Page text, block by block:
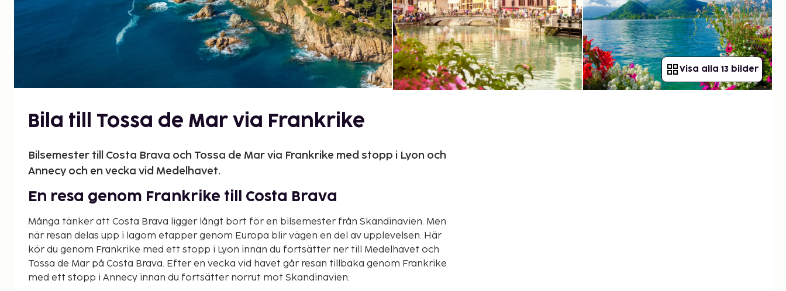
Visa alla 13 bilder
Bila till Tossa de Mar via Frankrike
Bilsemester till Costa Brava och Tossa de Mar via Frankrike med stopp i Lyon och
Annecy och en vecka vid Medelhavet.
En resa genom Frankrike till Costa Brava
Många tänker att Costa Brava ligger långt bort för en bilsemester från Skandinavien. Men
när resan delas upp i lagom etapper genom Europa blir vägen en del av upplevelsen. Här
kör du genom Frankrike med ett stopp i Lyon innan du fortsätter ner till Medelhavet och
Tossa de Mar på Costa Brava. Efter en vecka vid havet går resan tillbaka genom Frankrike
med ett stopp i Annecy innan du fortsätter norrut mot Skandinavien.